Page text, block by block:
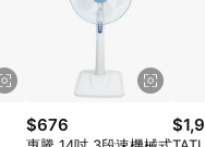
會造成追蹤中斷而
品規格、顏色、價
售網頁標示為準。
規定，逾期訂單將
有更改條款與法律
$676